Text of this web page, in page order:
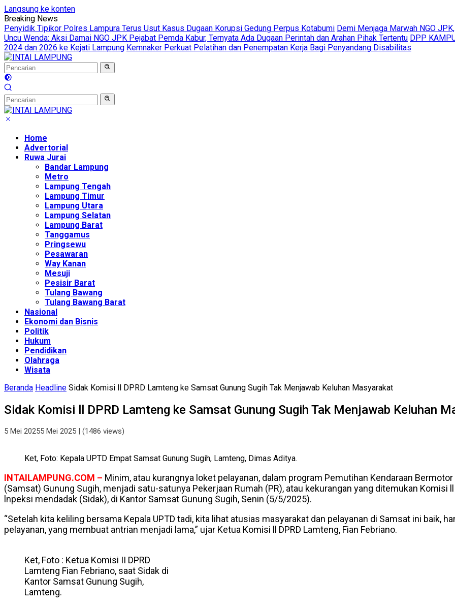
Langsung ke konten
Breaking News
Penyidik Tipikor Polres Lampura Terus Usut Kasus Dugaan Korupsi Gedung Perpus Kotabumi Demi Menjaga Marwah NGO
Uncu Wenda: Aksi Damai NGO JPK Pejabat Pemda Kabur, Ternyata Ada Dugaan Perintah dan Arahan Pihak Tertentu DPP
2024 dan 2026 ke Kejati Lampung Kemnaker Perkuat Pelatihan dan Penempatan Kerja Bagi Penyandang Disabilitas
Home
Advertorial
Ruwa Jurai
Bandar Lampung
Metro
Lampung Tengah
Lampung Timur
Lampung Utara
Lampung Selatan
Lampung Barat
Tanggamus
Pringsewu
Pesawaran
Way Kanan
Mesuji
Pesisir Barat
Tulang Bawang
Tulang Bawang Barat
Nasional
Ekonomi dan Bisnis
Politik
Hukum
Pendidikan
Olahraga
Wisata
Beranda Headline Sidak Komisi ll DPRD Lamteng ke Samsat Gunung Sugih Tak Menjawab Keluhan Masyarakat
Sidak Komisi ll DPRD Lamteng ke Samsat Gunung Sugih Tak Menjawab Keluhan
5 Mei 20255 Mei 2025 | (1486 views)
Ket, Foto: Kepala UPTD Empat Samsat Gunung Sugih, Lamteng, Dimas Aditya.
INTAILAMPUNG.COM – Minim, atau kurangnya loket pelayanan, dalam program Pemutihan Kendaraan
(Samsat) Gunung Sugih, menjadi satu-satunya Pekerjaan Rumah (PR), atau kekurangan yang ditemukan Komisi
lnpeksi mendadak (Sidak), di Kantor Samsat Gunung Sugih, Senin (5/5/2025).
“Setelah kita keliling bersama Kepala UPTD tadi, kita lihat atusias masyarakat dan pelayanan di Samsat ini baik,
pelayanan, yang membuat antrian menjadi lama,” ujar Ketua Komisi ll DPRD Lamteng, Fian Febriano.
Ket, Foto : Ketua Komisi II DPRD
Lamteng Fian Febriano, saat Sidak di
Kantor Samsat Gunung Sugih,
Lamteng.